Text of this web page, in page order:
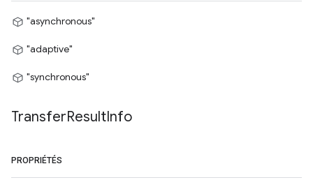
"asynchronous"
"adaptive"
"synchronous"
TransferResultInfo
PROPRIÉTÉS